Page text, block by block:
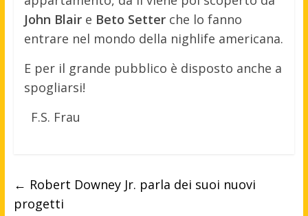
John Blair e Beto Setterche lo fanno
entrare nel mondo della nighlife americana.
E per il grande pubblico è disposto anche a
spogliarsi!
F.S. Frau
← Robert Downey Jr. parla dei suoi nuovi
progetti